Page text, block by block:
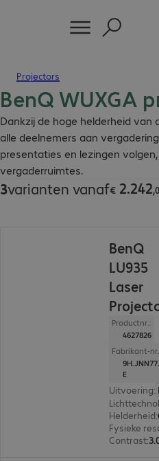
Projectors
BenQ WUXGA
Dankzij de hoge helderheid van
alle deelnemers aan
presentaties en lezingen
vergaderruimtes.
3varianten vanaf€ 2.242,
€
BenQ
LU935
Laser
Productnr.:
4627826
Fabrikant-
E
Uitvoering:
Helderheid:
Fysieke
Contrast: